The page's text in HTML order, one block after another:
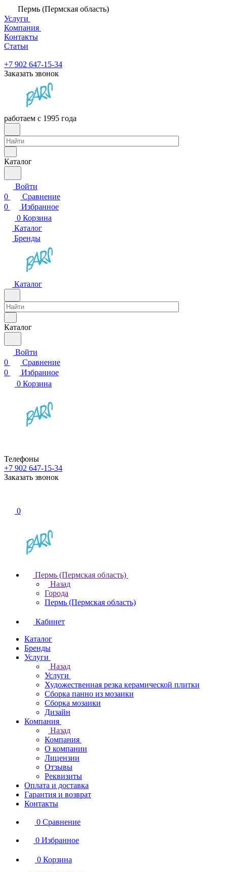
Пермь (Пермская область)
Услуги
Компания
Контакты
Статьи
+7 902 647-15-34
Заказать звонок
работаем с 1995 года
Каталог
Войти
0
Сравнение
0
Избранное
0 Корзина
Каталог
Бренды
Каталог
Каталог
Войти
0
Сравнение
0
Избранное
0 Корзина
Телефоны
+7 902 647-15-34
Заказать звонок
0
Пермь (Пермская область)
Назад
Города
Пермь (Пермская область)
Кабинет
Каталог
Бренды
Услуги
Назад
Услуги
Художественная резка керамической плитки
Сборка панно из мозаики
Сборка мозаики
Дизайн
Компания
Назад
Компания
О компании
Лицензии
Отзывы
Реквизиты
Оплата и доставка
Гарантия и возврат
Контакты
0 Сравнение
0 Избранное
0 Корзина